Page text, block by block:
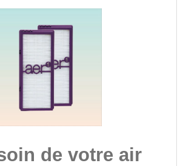
de votre air